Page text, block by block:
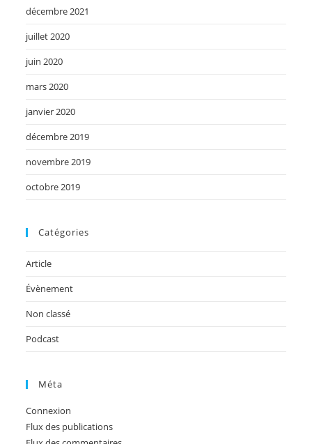
décembre 2021
juillet 2020
juin 2020
mars 2020
janvier 2020
décembre 2019
novembre 2019
octobre 2019
Catégories
Article
Évènement
Non classé
Podcast
Méta
Connexion
Flux des publications